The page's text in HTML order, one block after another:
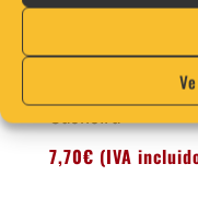
Cacheira
7,70€ (IVA